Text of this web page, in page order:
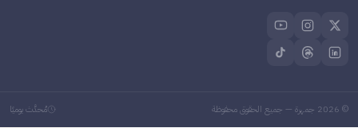
©
2026 جمهرة — جميع الحقوق محفوظة مُحدَّث يوميًا